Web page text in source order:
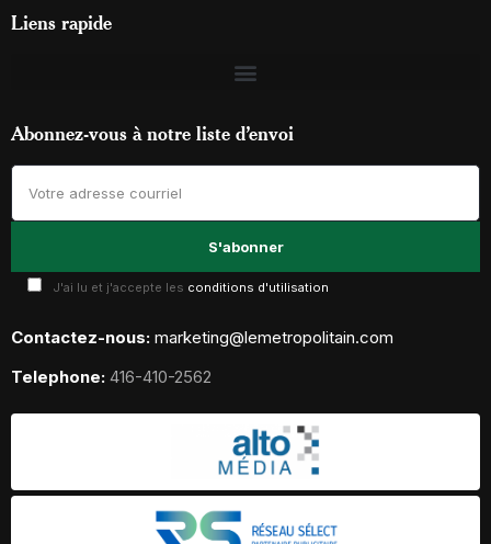
Liens rapide
Abonnez-vous à notre liste d’envoi
J'ai lu et j'accepte les conditions d'utilisation
Contactez-nous: marketing@lemetropolitain.com
Telephone: 416-410-2562